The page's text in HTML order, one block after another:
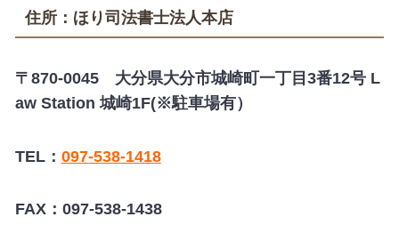
住所：ほり司法書士法人本店
〒870-0045 大分県大分市城崎町一丁目3番12号 L
aw Station 城崎1F(※駐車場有）
TEL： 097-538-1418
FAX：097-538-1438